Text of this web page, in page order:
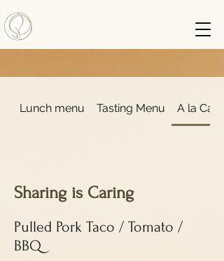
Lunch menu Tasting Menu A la Carte
Sharing is Caring
Pulled Pork Taco / Tomato /
BBQ